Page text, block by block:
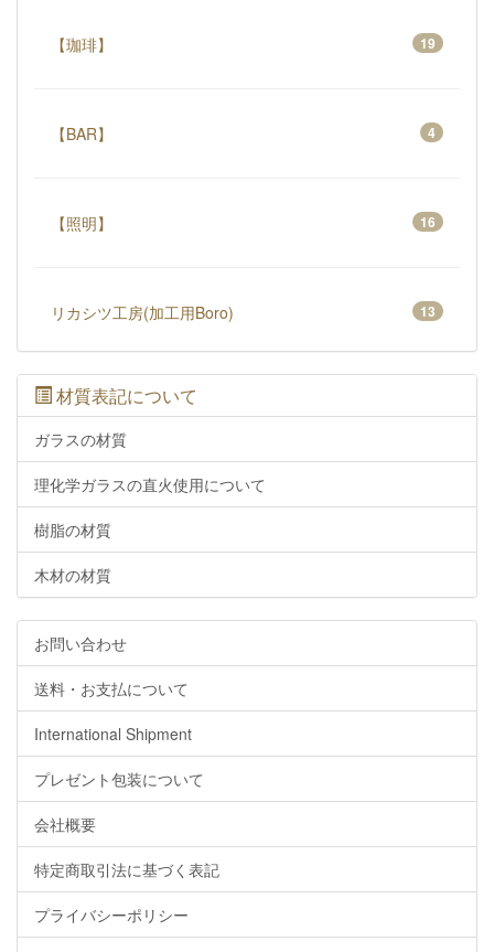
【珈琲】 19
【BAR】 4
【照明】 16
リカシツ工房(加工用Boro) 13
材質表記について
ガラスの材質
理化学ガラスの直火使用について
樹脂の材質
木材の材質
お問い合わせ
送料・お支払について
International Shipment
プレゼント包装について
会社概要
特定商取引法に基づく表記
プライバシーポリシー